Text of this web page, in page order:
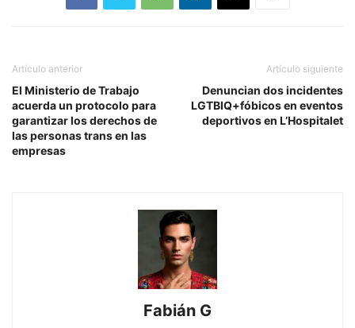
Artículo anterior
El Ministerio de Trabajo
acuerda un protocolo para
garantizar los derechos de
las personas trans en las
empresas
Artículo siguiente
Denuncian dos incidentes
LGTBIQ+fóbicos en eventos
deportivos en L’Hospitalet
Fabián G